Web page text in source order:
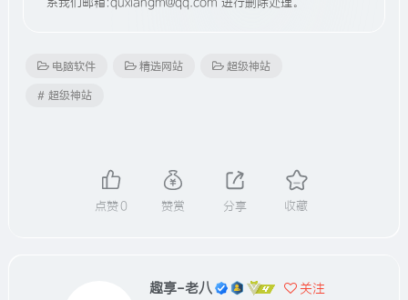
电脑软件 精选网站 超级神站
# 超级神站
点赞0 赞赏 分享 收藏
趣享-老八 关注